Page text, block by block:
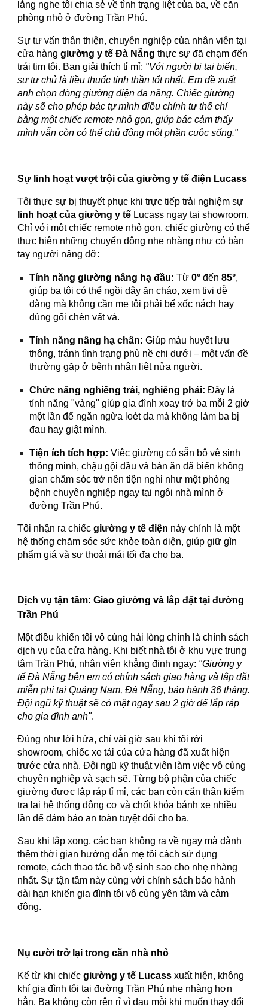
lắng nghe tôi chia sẻ về tình trạng liệt của ba, về căn
phòng nhỏ ở đường Trần Phú.
Sự tư vấn thân thiện, chuyên nghiệp của nhân viên tại
cửa hànggiường y tế Đà Nẵng thực sự đã chạm đến
trái tim tôi. Bạn giải thích tỉ mỉ: "Với người bị tai biến,
sự tự chủ là liều thuốc tinh thần tốt nhất. Em đề xuất
anh chọn dòng giường điện đa năng. Chiếc giường
này sẽ cho phép bác tự mình điều chỉnh tư thế chỉ
bằng một chiếc remote nhỏ gọn, giúp bác cảm thấy
mình vẫn còn có thể chủ động một phần cuộc sống."
Sự linh hoạt vượt trội của giường y tế điện Lucass
Tôi thực sự bị thuyết phục khi trực tiếp trải nghiệm sự
linh hoạt của giường y tế Lucass ngay tại showroom.
Chỉ với một chiếc remote nhỏ gọn, chiếc giường có thể
thực hiện những chuyển động nhẹ nhàng như có bàn
tay người nâng đỡ:
Tính năng giường nâng hạ đầu: Từ0° đến85°,
giúp ba tôi có thể ngồi dậy ăn cháo, xem tivi dễ
dàng mà không cần mẹ tôi phải bế xốc nách hay
dùng gối chèn vất vả.
Tính năng nâng hạ chân: Giúp máu huyết lưu
thông, tránh tình trạng phù nề chi dưới – một vấn đề
thường gặp ở bệnh nhân liệt nửa người.
Chức năng nghiêng trái, nghiêng phải: Đây là
tính năng "vàng" giúp gia đình xoay trở ba mỗi 2 giờ
một lần để ngăn ngừa loét da mà không làm ba bị
đau hay giật mình.
Tiện ích tích hợp: Việc giường có sẵn bô vệ sinh
thông minh, chậu gội đầu và bàn ăn đã biến không
gian chăm sóc trở nên tiện nghi như một phòng
bệnh chuyên nghiệp ngay tại ngôi nhà mình ở
đường Trần Phú.
Tôi nhận ra chiếcgiường y tế điện này chính là một
hệ thống chăm sóc sức khỏe toàn diện, giúp giữ gìn
phẩm giá và sự thoải mái tối đa cho ba.
Dịch vụ tận tâm: Giao giường và lắp đặt tại đường
Trần Phú
Một điều khiến tôi vô cùng hài lòng chính là chính sách
dịch vụ của cửa hàng. Khi biết nhà tôi ở khu vực trung
tâm Trần Phú, nhân viên khẳng định ngay: "Giường y
tế Đà Nẵng bên em có chính sách giao hàng và lắp đặt
miễn phí tại Quảng Nam, Đà Nẵng, bảo hành 36 tháng.
Đội ngũ kỹ thuật sẽ có mặt ngay sau 2 giờ để lắp ráp
cho gia đình anh".
Đúng như lời hứa, chỉ vài giờ sau khi tôi rời
showroom, chiếc xe tải của cửa hàng đã xuất hiện
trước cửa nhà. Đội ngũ kỹ thuật viên làm việc vô cùng
chuyên nghiệp và sạch sẽ. Từng bộ phận của chiếc
giường được lắp ráp tỉ mỉ, các bạn còn cẩn thận kiểm
tra lại hệ thống động cơ và chốt khóa bánh xe nhiều
lần để đảm bảo an toàn tuyệt đối cho ba.
Sau khi lắp xong, các bạn không ra về ngay mà dành
thêm thời gian hướng dẫn mẹ tôi cách sử dụng
remote, cách thao tác bô vệ sinh sao cho nhẹ nhàng
nhất. Sự tận tâm này cùng với chính sách bảo hành
dài hạn khiến gia đình tôi vô cùng yên tâm và cảm
động.
Nụ cười trở lại trong căn nhà nhỏ
Kể từ khi chiếcgiường y tế Lucass xuất hiện, không
khí gia đình tôi tại đường Trần Phú nhẹ nhàng hơn
hẳn. Ba không còn rên rỉ vì đau mỗi khi muốn thay đổi